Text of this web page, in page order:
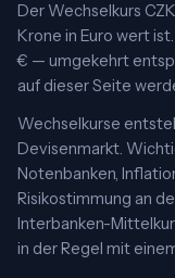
Der Wechselkurs
Krone in Euro wert
€ — umgekehrt
auf dieser Seite
Wechselkurse
Devisenmarkt.
Notenbanken,
Risikostimmung an
Interbanken-
in der Regel mit